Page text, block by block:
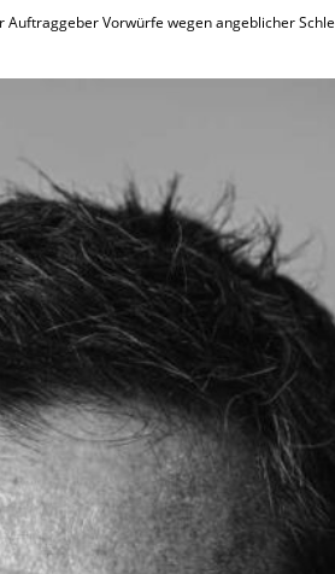
Vorwürfe wegen angeblicher